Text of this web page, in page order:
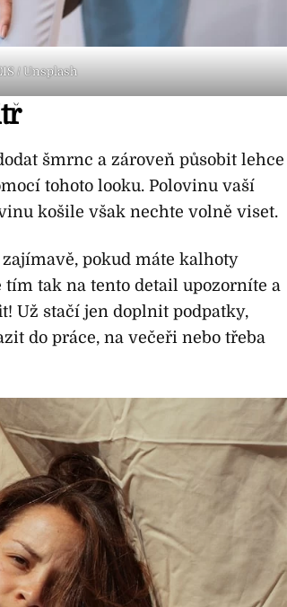
/ Unsplash
šmrnc a zároveň působit lehce
tohoto looku. Polovinu vaší
košile však nechte volně viset.
pokud máte kalhoty
tak na tento detail upozorníte a
Už stačí jen doplnit podpatky,
do práce, na večeři nebo třeba